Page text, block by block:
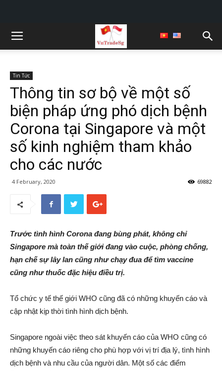
Tin Tức
Thông tin sơ bộ về một số
biện pháp ứng phó dịch bệnh
Corona tại Singapore và một
số kinh nghiệm tham khảo
cho các nước
4 February, 2020 69882
Trước tình hình Corona đang bùng phát, không chỉ
Singapore mà toàn thế giới đang vào cuộc, phòng chống,
hạn chế sự lây lan cũng như chạy đua để tìm vaccine
cũng như thuốc đặc hiệu điều trị.
Tổ chức y tế thế giới WHO cũng đã có những khuyến cáo và
cập nhật kịp thời tình hình dịch bệnh.
Singapore ngoài việc theo sát khuyến cáo của WHO cũng có
những khuyến cáo riêng cho phù hợp với vị trí địa lý, tình hình
dịch bệnh và nhu cầu của người dân. Một số các điểm